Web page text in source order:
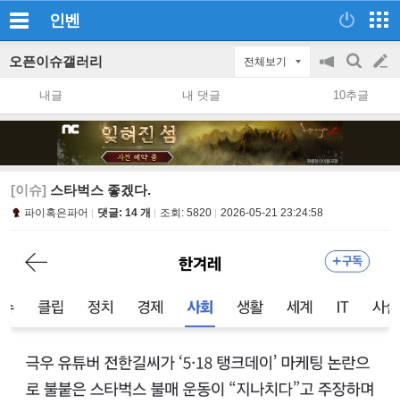
인벤
오픈이슈갤러리 전체보기
공
지
on/off
검
색
글
쓰
내글 내 댓글 10추글
[이슈] 스타벅스 좋겠다.
파이혹은파어 댓글: 14 개 조회: 5820 2026-05-21 23:24:58